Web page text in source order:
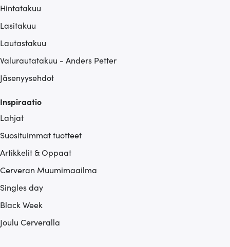
Hintatakuu
Lasitakuu
Lautastakuu
Valurautatakuu - Anders Petter
Jäsenyysehdot
Inspiraatio
Lahjat
Suosituimmat tuotteet
Artikkelit & Oppaat
Cerveran Muumimaailma
Singles day
Black Week
Joulu Cerveralla